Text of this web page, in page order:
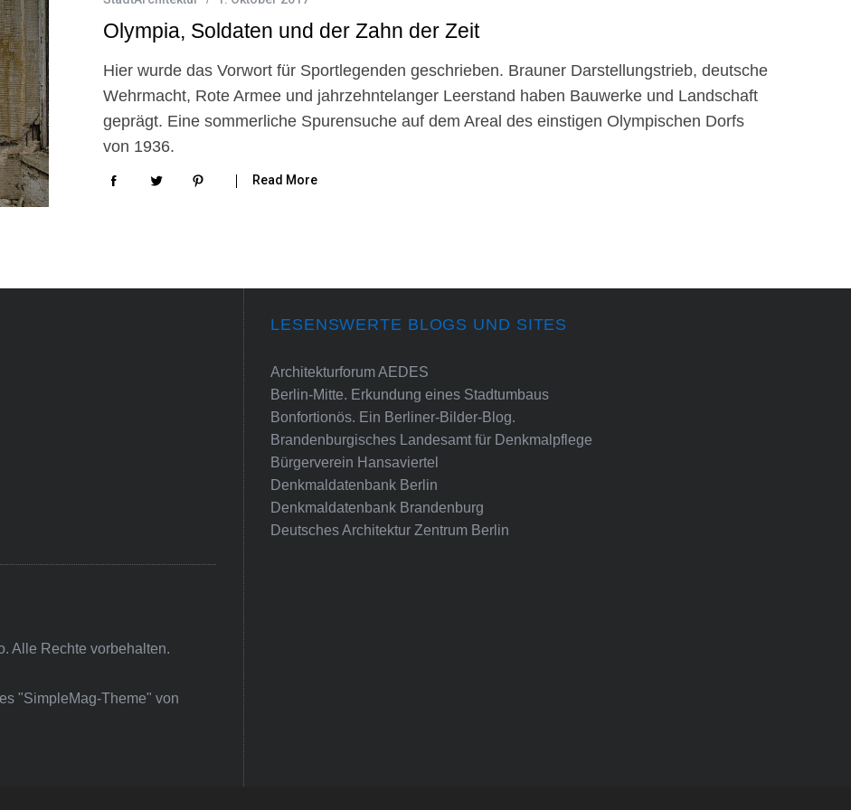
Olympia, Soldaten und der Zahn der Zeit
Hier wurde das Vorwort für Sportlegenden geschrieben. Brauner Darstellungstrieb, deutsche
Wehrmacht, Rote Armee und jahrzehntelanger Leerstand haben Bauwerke und Landschaft
geprägt. Eine sommerliche Spurensuche auf dem Areal des einstigen Olympischen Dorfs
von 1936.
Read More
Alle Rechte vorbehalten.
"SimpleMag-Theme" von
LESENSWERTE BLOGS UND SITES
Architekturforum AEDES
Berlin-Mitte. Erkundung eines Stadtumbaus
Bonfortionös. Ein Berliner-Bilder-Blog.
Brandenburgisches Landesamt für Denkmalpflege
Bürgerverein Hansaviertel
Denkmaldatenbank Berlin
Denkmaldatenbank Brandenburg
Deutsches Architektur Zentrum Berlin